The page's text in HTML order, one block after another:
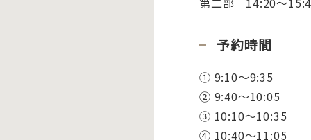
予約時間
① 9:10～9:35
② 9:40～10:05
③ 10:10～10:35
④ 10:40～11:05